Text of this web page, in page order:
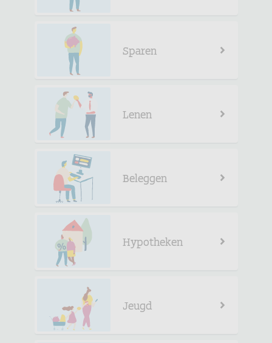
Sparen
Lenen
Beleggen
Hypotheken
Jeugd